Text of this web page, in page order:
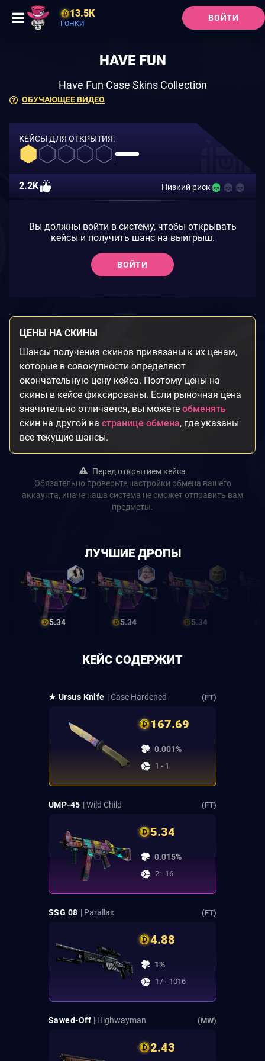
13.5K
ГОНКИ
ВОЙТИ
ОБУЧАЮЩЕЕ ВИДЕО
HAVE FUN
Have Fun Case Skins Collection
КЕЙСЫ ДЛЯ ОТКРЫТИЯ:
2.2K Низкий риск
Вы должны войти в систему, чтобы открывать
кейсы и получить шанс на выигрыш.
ВОЙТИ
ЦЕНЫ НА СКИНЫ
Шансы получения скинов привязаны к их ценам,
которые в совокупности определяют
окончательную цену кейса. Поэтому цены на
скины в кейсе фиксированы. Если рыночная цена
значительно отличается, вы можете обменять
скин на другой на странице обмена, где указаны
все текущие шансы.
Перед открытием кейса
Обязательно проверьте настройки обмена вашего
аккаунта, иначе наша система не сможет отправить вам
предметы.
ЛУЧШИЕ ДРОПЫ
5.34 5.34 5.34
КЕЙС СОДЕРЖИТ
★ Ursus Knife | Case Hardened (FT)
167.69
0.001%
1 - 1
UMP-45 | Wild Child (FT)
5.34
0.015%
2 - 16
SSG 08 | Parallax (FT)
4.88
1%
17 - 1016
Sawed-Off | Highwayman (MW)
2.43